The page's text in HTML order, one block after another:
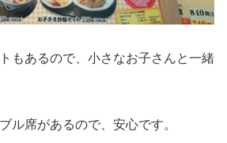
もあるので、小さなお子さんと一緒
ル席があるので、安心です。